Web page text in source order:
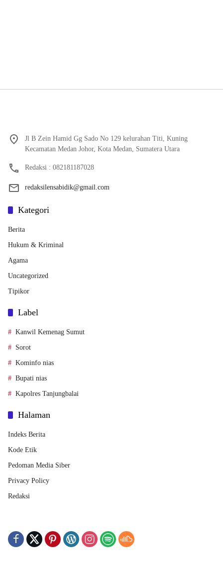
Jl B Zein Hamid Gg Sado No 129 kelurahan Titi, Kuning
Kecamatan Medan Johor, Kota Medan, Sumatera Utara
Redaksi : 082181187028
redaksilensabidik@gmail.com
Kategori
Berita
Hukum & Kriminal
Agama
Uncategorized
Tipikor
Label
Kanwil Kemenag Sumut
Sorot
Kominfo nias
Bupati nias
Kapolres Tanjungbalai
Halaman
Indeks Berita
Kode Etik
Pedoman Media Siber
Privacy Policy
Redaksi